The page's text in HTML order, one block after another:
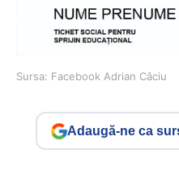
Sursa: Facebook Adrian Câciu
Adaugă-ne ca